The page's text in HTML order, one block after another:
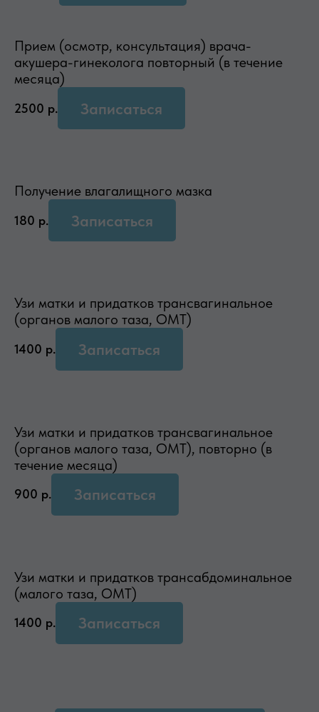
Прием (осмотр, консультация) врача-
акушера-гинеколога повторный (в течение
месяца)
2500 р. Записаться
Получение влагалищного мазка
180 р. Записаться
Узи матки и придатков трансвагинальное
(органов малого таза, ОМТ)
1400 р. Записаться
Узи матки и придатков трансвагинальное
(органов малого таза, ОМТ), повторно (в
течение месяца)
900 р. Записаться
Узи матки и придатков трансабдоминальное
(малого таза, ОМТ)
1400 р. Записаться